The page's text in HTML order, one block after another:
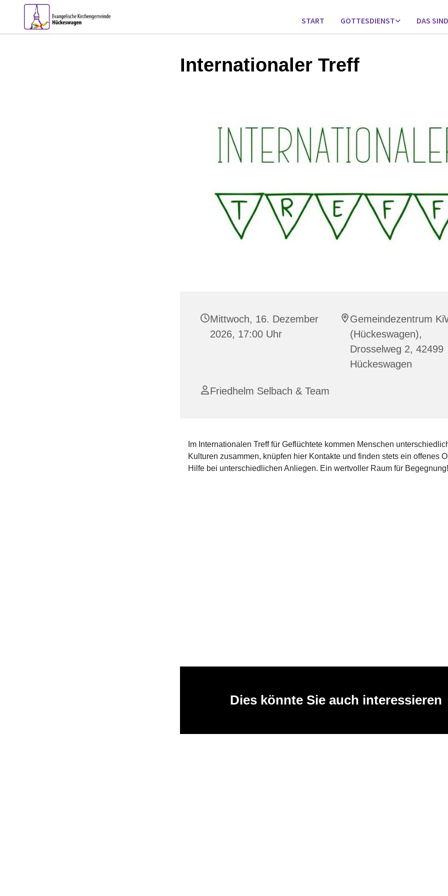
START GOTTESDIENST DAS
Internationaler Treff
Mittwoch, 16. Dezember
2026, 17:00 Uhr
Gemeindezentrum
(Hückeswagen),
Drosselweg 2, 42499
Hückeswagen
Friedhelm Selbach & Team
Im Internationalen Treff für Geflüchtete kommen Menschen
Kulturen zusammen, knüpfen hier Kontakte und finden stets ein offenes
Hilfe bei unterschiedlichen Anliegen. Ein wertvoller Raum für Begegnung!
Dies könnte Sie auch interessieren